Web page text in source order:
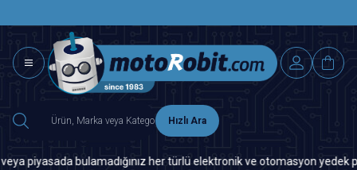
Hızlı Ara
bulamadığınız her türlü elektronik ve otomasyon yedek